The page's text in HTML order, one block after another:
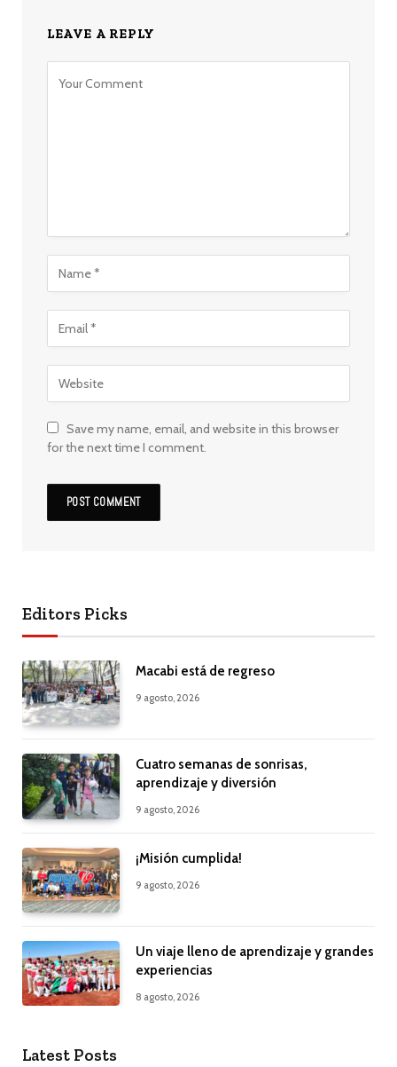
LEAVE A REPLY
Save my name, email, and website in this browser
for the next time I comment.
Editors Picks
Macabi está de regreso
9 agosto, 2026
Cuatro semanas de sonrisas,
aprendizaje y diversión
9 agosto, 2026
¡Misión cumplida!
9 agosto, 2026
Un viaje lleno de aprendizaje y grandes
experiencias
8 agosto, 2026
Latest Posts